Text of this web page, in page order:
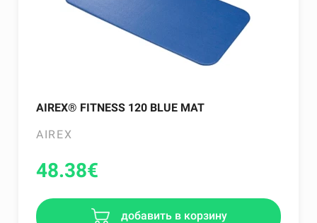
AIREX® FITNESS 120 BLUE MAT
AIREX
48.38€
добавить в корзину